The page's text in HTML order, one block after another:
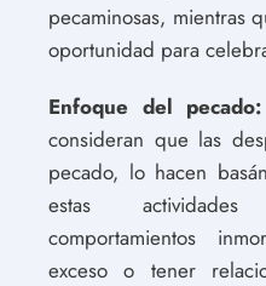
pecaminosas, mientras
oportunidad para
Enfoque del pecado:
consideran que las
pecado, lo hacen
estas
comportamientos
exceso o tener